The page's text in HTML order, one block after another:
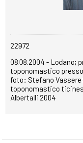
22972
08.08.2004 - Lodano;
toponomastico
foto: Stefano
toponomastico
Albertalli 2004